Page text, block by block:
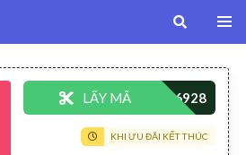
LẤY MÃ
KHI ƯU ĐÃI KẾT THÚC